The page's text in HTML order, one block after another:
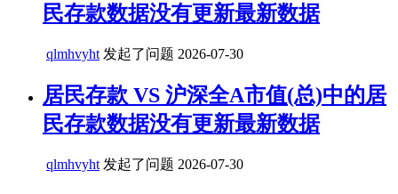
民存款数据没有更新最新数据
qlmhvyht 发起了问题 2026-07-30
居民存款 VS 沪深全A市值(总)中的居
民存款数据没有更新最新数据
qlmhvyht 发起了问题 2026-07-30